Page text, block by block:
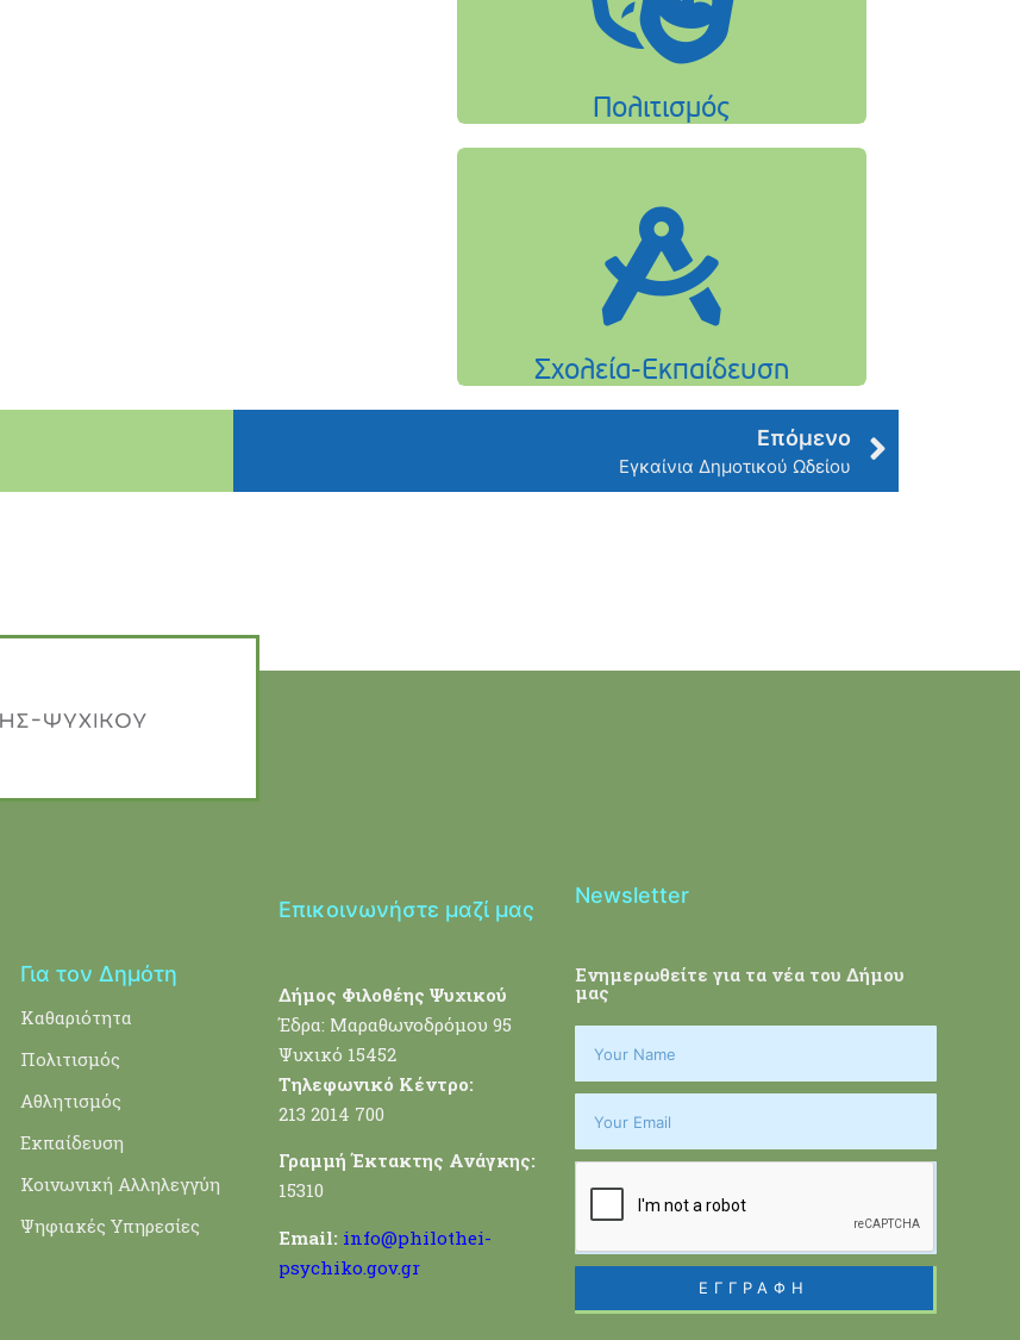
Επόμενο
Εγκαίνια Δημοτικού Ωδείου
Για τον Δημότη
Καθαριότητα
Πολιτισμός
Αθλητισμός
Εκπαίδευση
Κοινωνική Αλληλεγγύη
Ψηφιακές Υπηρεσίες
Επικοινωνήστε μαζί μας
Δήμος Φιλοθέης Ψυχικού
Έδρα: Μαραθωνοδρόμου 95
Ψυχικό 15452
Τηλεφωνικό Κέντρο:
213 2014 700
Γραμμή Έκτακτης Ανάγκης:
15310
Email: info@philothei-
psychiko.gov.gr
Newsletter
Ενημερωθείτε για τα νέα του Δήμου
μας
ΕΓΓΡΑΦΗ